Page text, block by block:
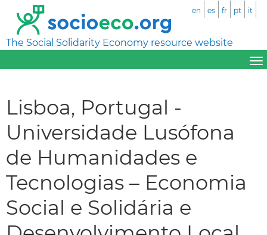
The Social Solidarity Economy resource website
en es fr pt it
Lisboa, Portugal -
Universidade Lusófona
de Humanidades e
Tecnologias – Economia
Social e Solidária e